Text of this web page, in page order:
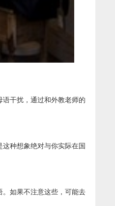
干扰，通过和外教老师的
种想象绝对与你实际在国
如果不注意这些，可能去